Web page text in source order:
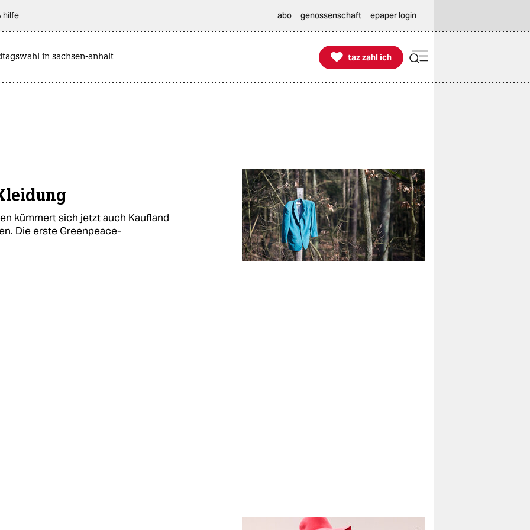
hilfe abo genossenschaft epaper login
in sachsen-anhalt 
taz zahl ich
taz zahl ich
kümmert sich jetzt auch Kaufland
Die erste Greenpeace-